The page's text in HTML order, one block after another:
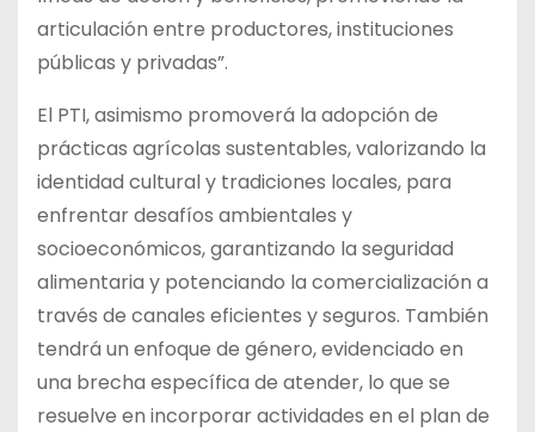
articulación entre productores, instituciones
públicas y privadas”.
El PTI, asimismo promoverá la adopción de
prácticas agrícolas sustentables, valorizando la
identidad cultural y tradiciones locales, para
enfrentar desafíos ambientales y
socioeconómicos, garantizando la seguridad
alimentaria y potenciando la comercialización a
través de canales eficientes y seguros. También
tendrá un enfoque de género, evidenciado en
una brecha específica de atender, lo que se
resuelve en incorporar actividades en el plan de